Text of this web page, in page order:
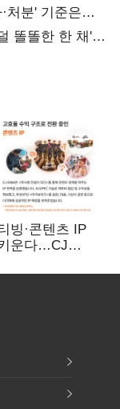
처분' 기준은
똘똘한 한 채'
빙·콘텐츠 IP
운다…CJ
로벌 확장 가속